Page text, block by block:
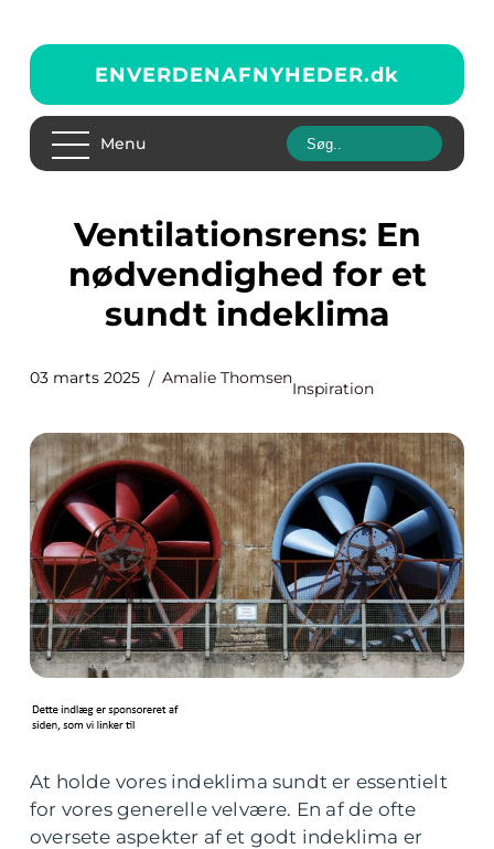
ENVERDENAFNYHEDER.dk
Menu
Ventilationsrens: En
nødvendighed for et
sundt indeklima
03 marts 2025 Amalie Thomsen
Inspiration
At holde vores indeklima sundt er essentielt
for vores generelle velvære. En af de ofte
oversete aspekter af et godt indeklima er